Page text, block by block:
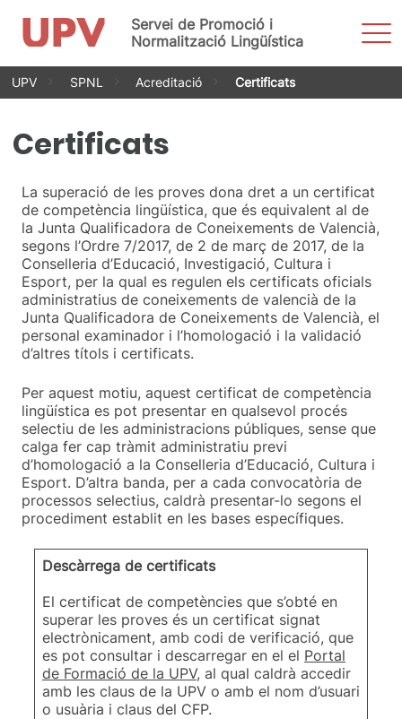
Vés
Servei de Promoció i
Normalització Lingüística
UPV SPNL Acreditació Certificats
Certificats
La superació de les proves dona dret a un certificat
de competència lingüística, que és equivalent al de
la Junta Qualificadora de Coneixements de Valencià,
segons l’Ordre 7/2017, de 2 de març de 2017, de la
Conselleria d’Educació, Investigació, Cultura i
Esport, per la qual es regulen els certificats oficials
administratius de coneixements de valencià de la
Junta Qualificadora de Coneixements de Valencià, el
personal examinador i l’homologació i la validació
d’altres títols i certificats.
Per aquest motiu, aquest certificat de competència
lingüística es pot presentar en qualsevol procés
selectiu de les administracions públiques, sense que
calga fer cap tràmit administratiu previ
d’homologació a la Conselleria d’Educació, Cultura i
Esport. D’altra banda, per a cada convocatòria de
processos selectius, caldrà presentar-lo segons el
procediment establit en les bases específiques.
Descàrrega de certificats
El certificat de competències que s’obté en
superar les proves és un certificat signat
electrònicament, amb codi de verificació, que
es pot consultar i descarregar en el el Portal
de Formació de la UPV, al qual caldrà accedir
amb les claus de la UPV o amb el nom d’usuari
o usuària i claus del CFP.